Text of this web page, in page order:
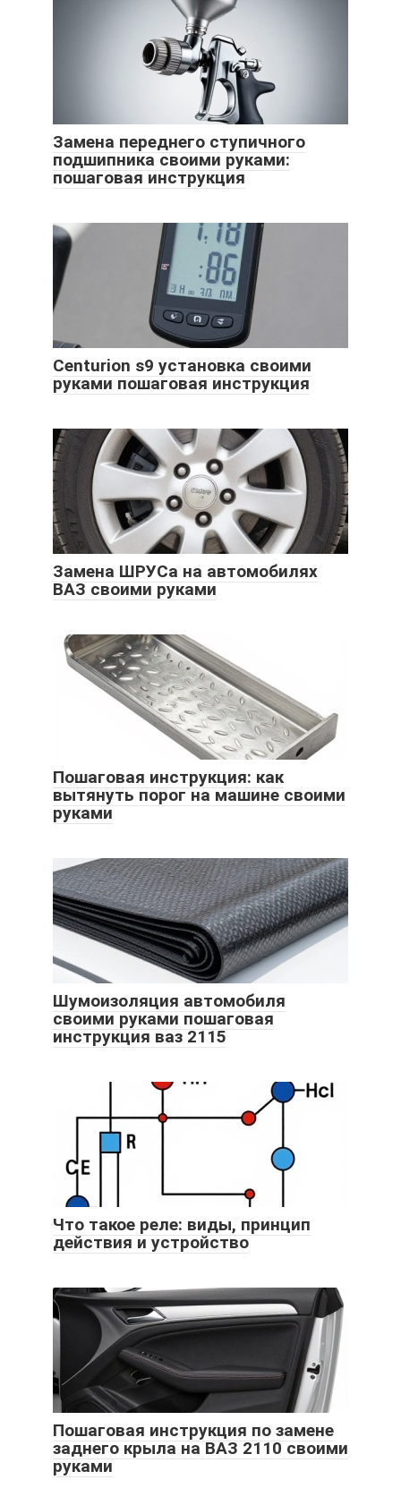
Замена переднего ступичного
подшипника своими руками:
пошаговая инструкция
Centurion s9 установка своими
руками пошаговая инструкция
Замена ШРУСа на автомобилях
ВАЗ своими руками
Пошаговая инструкция: как
вытянуть порог на машине своими
руками
Шумоизоляция автомобиля
своими руками пошаговая
инструкция ваз 2115
Что такое реле: виды, принцип
действия и устройство
Пошаговая инструкция по замене
заднего крыла на ВАЗ 2110 своими
руками